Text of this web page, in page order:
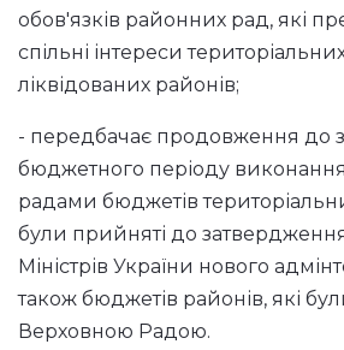
обов'язків районних рад, які
спільні інтереси
ліквідованих районів;
- передбачає продовження до
бюджетного періоду
радами бюджетів
були прийняті до
Міністрів України нового
також бюджетів районів, які
Верховною Радою.